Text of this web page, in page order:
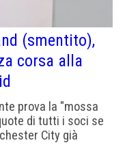
(smentito),
corsa alla
prova la "mossa
di tutti i soci se
City già